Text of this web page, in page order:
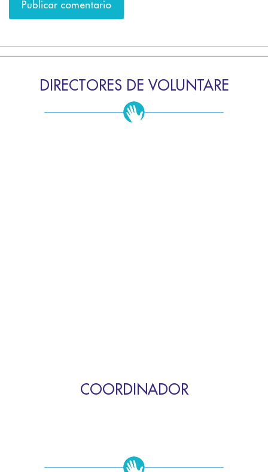
DIRECTORES DE VOLUNTARE
COORDINADOR